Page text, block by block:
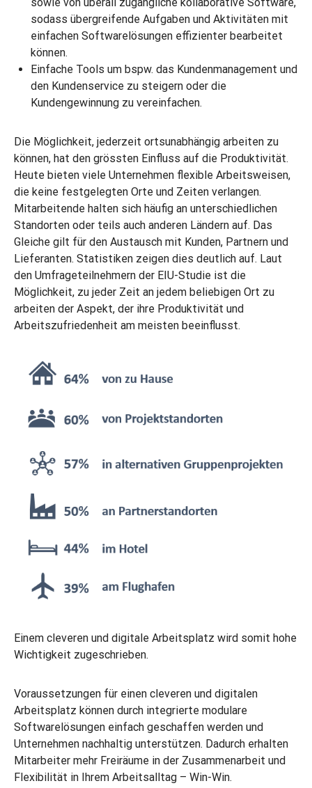
sodass übergreifende Aufgaben und Aktivitäten mit
einfachen Softwarelösungen effizienter bearbeitet
können.
Einfache Tools um bspw. das Kundenmanagement und
den Kundenservice zu steigern oder die
Kundengewinnung zu vereinfachen.
Die Möglichkeit, jederzeit ortsunabhängig arbeiten zu
können, hat den grössten Einfluss auf die Produktivität.
Heute bieten viele Unternehmen flexible Arbeitsweisen,
die keine festgelegten Orte und Zeiten verlangen.
Mitarbeitende halten sich häufig an unterschiedlichen
Standorten oder teils auch anderen Ländern auf. Das
Gleiche gilt für den Austausch mit Kunden, Partnern und
Lieferanten. Statistiken zeigen dies deutlich auf. Laut
den Umfrageteilnehmern der EIU-Studie ist die
Möglichkeit, zu jeder Zeit an jedem beliebigen Ort zu
arbeiten der Aspekt, der ihre Produktivität und
Arbeitszufriedenheit am meisten beeinflusst.
Einem cleveren und digitale Arbeitsplatz wird somit hohe
Wichtigkeit zugeschrieben.
Voraussetzungen für einen cleveren und digitalen
Arbeitsplatz können durch integrierte modulare
Softwarelösungen einfach geschaffen werden und
Unternehmen nachhaltig unterstützen. Dadurch erhalten
Mitarbeiter mehr Freiräume in der Zusammenarbeit und
Flexibilität in Ihrem Arbeitsalltag – Win-Win.